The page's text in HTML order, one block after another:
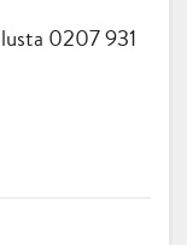
0207 931